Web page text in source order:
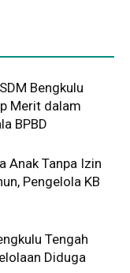
Bengkulu
Merit dalam
BPBD
Anak Tanpa Izin
Pengelola KB
Tengah
Diduga